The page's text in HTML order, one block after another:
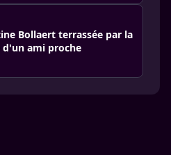
Bollaert terrassée par la
d'un ami proche